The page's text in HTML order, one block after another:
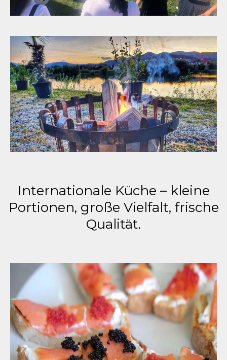
Internationale Küche – kleine
Portionen, große Vielfalt, frische
Qualität.